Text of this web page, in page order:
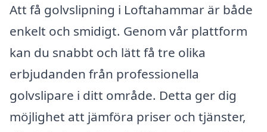
Att få golvslipning i Loftahammar är både
enkelt och smidigt. Genom vår plattform
kan du snabbt och lätt få tre olika
erbjudanden från professionella
golvslipare i ditt område. Detta ger dig
möjlighet att jämföra priser och tjänster,